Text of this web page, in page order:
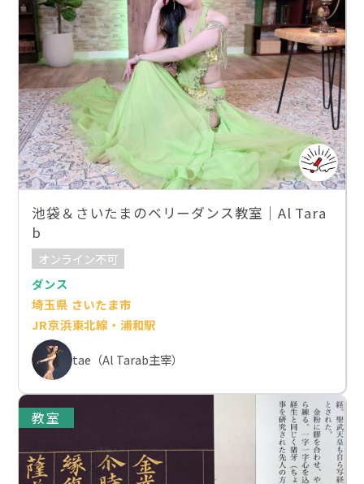
池袋＆さいたまのベリーダンス教室｜Al Tara
b
オンライン不可
ダンス
埼玉県 さいたま市
JR京浜東北線・浦和駅
tae（Al Tarab主宰）
教室